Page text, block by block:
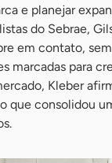
e planejar
do Sebrae,
em contato,
marcadas para
Kleber
que consolidou